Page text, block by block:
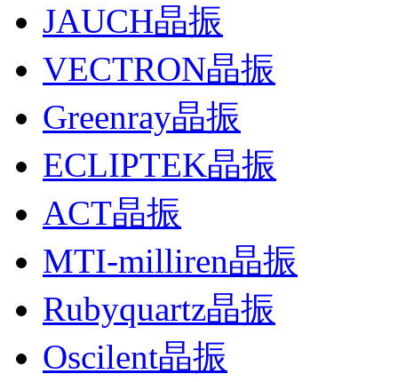
JAUCH晶振
VECTRON晶振
Greenray晶振
ECLIPTEK晶振
ACT晶振
MTI-milliren晶振
Rubyquartz晶振
Oscilent晶振